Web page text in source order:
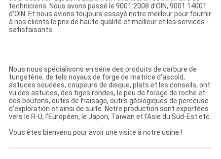
techniciens. Nous avons passé le 9001:2008 d'OIN, 9001:14001
d'OIN. Et nous avions toujours essayé notre meilleur pour fournir
à nos clients le prix de haute qualité et meilleur et les services
satisfaisants.
Nous nous spécialisons en série des produits de carbure de
tungstène, de tels noyaux de forge de matrice d'ascold,
astuces soudées, coupeurs de disque, plats et les conseils, ont
vu des astuces, des tiges rondes, le peu de forage de roche et
des boutons, outils de fraisage, outils géologiques de perceuse
d'exploration et ainsi de suite. Notre production sont exportées
vers le R-U, l'Européen, le Japon, Taïwan et l'Asie du Sud-Est etc.
Vous êtes bienvenu pour avoir une visite à notre usine !